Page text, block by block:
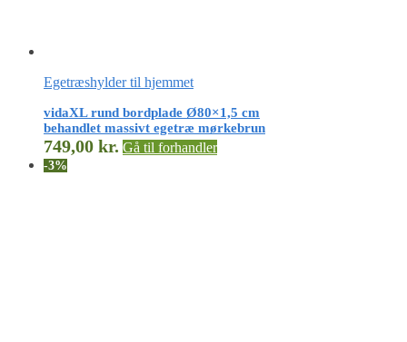
Egetræshylder til hjemmet
vidaXL rund bordplade Ø80×1,5 cm
behandlet massivt egetræ mørkebrun
749,00 kr. Gå til forhandler
-3%